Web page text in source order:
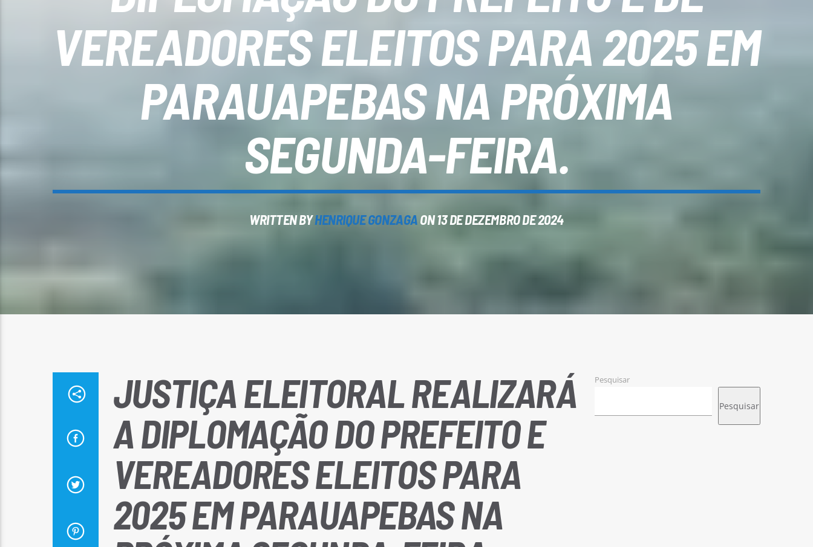
VEREADORES ELEITOS PARA 2025 EM
PARAUAPEBAS NA PRÓXIMA
SEGUNDA-FEIRA.
WRITTEN BYHENRIQUE GONZAGAON 13 DE DEZEMBRO DE 2024
JUSTIÇA ELEITORAL REALIZARÁ
A DIPLOMAÇÃO DO PREFEITO E
VEREADORES ELEITOS PARA
2025 EM PARAUAPEBAS NA
Pesquisar
Pesquisar